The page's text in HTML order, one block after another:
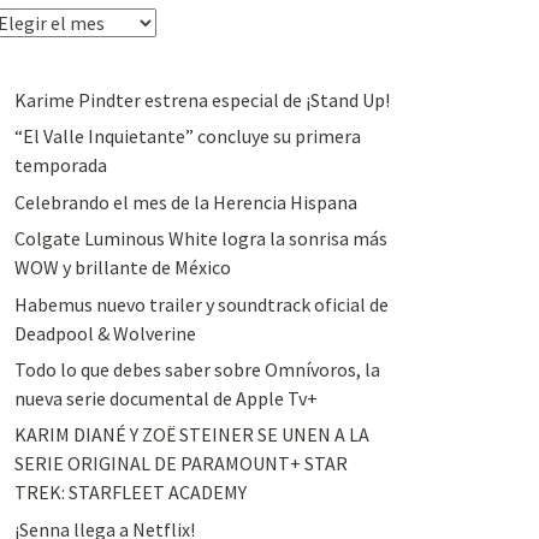
Karime Pindter estrena especial de ¡Stand Up!
“El Valle Inquietante” concluye su primera
temporada
Celebrando el mes de la Herencia Hispana
Colgate Luminous White logra la sonrisa más
WOW y brillante de México
Habemus nuevo trailer y soundtrack oficial de
Deadpool & Wolverine
Todo lo que debes saber sobre Omnívoros, la
nueva serie documental de Apple Tv+
KARIM DIANÉ Y ZOË STEINER SE UNEN A LA
SERIE ORIGINAL DE PARAMOUNT+ STAR
TREK: STARFLEET ACADEMY
¡Senna llega a Netflix!